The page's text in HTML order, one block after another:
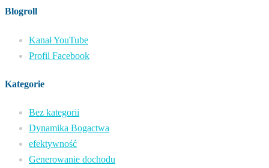
Blogroll
Kanał YouTube
Profil Facebook
Kategorie
Bez kategorii
Dynamika Bogactwa
efektywność
Generowanie dochodu